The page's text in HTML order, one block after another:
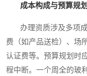
成本构成与预算规划
办理资质涉及多项成
费（如产品送检）、场
认证费等。预算规划时
程中断。一个周全的玻